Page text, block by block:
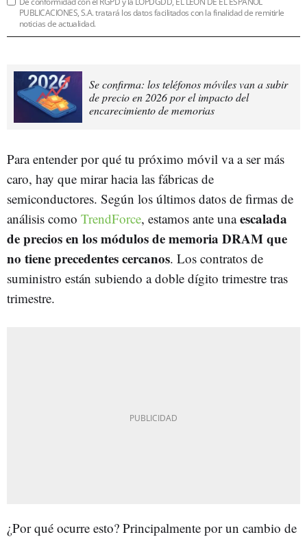
PUBLICACIONES, S.A. tratará los datos facilitados con la finalidad de remitirle
noticias de actualidad.
Se confirma: los teléfonos móviles van a subir
de precio en 2026 por el impacto del
encarecimiento de memorias
Para entender por qué tu próximo móvil va a ser más
caro, hay que mirar hacia las fábricas de
semiconductores. Según los últimos datos de firmas de
análisis como TrendForce, estamos ante unaescalada
de precios en los módulos de memoria DRAM que
no tiene precedentes cercanos. Los contratos de
suministro están subiendo a doble dígito trimestre tras
trimestre.
¿Por qué ocurre esto? Principalmente por un cambio de